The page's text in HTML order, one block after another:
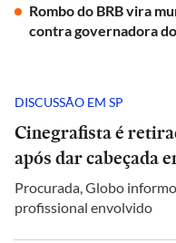
Rombo do BRB vira
contra governadora
DISCUSSÃO EM SP
Cinegrafista é
após dar cabeçada
Procurada, Globo
profissional envolvido